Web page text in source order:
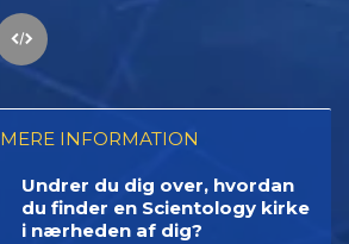
MERE INFORMATION
Undrer du dig over, hvordan
du finder en Scientology kirke
i nærheden af dig?